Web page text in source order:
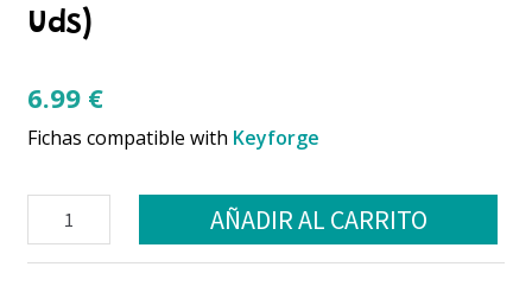
Uds)
6.99 €
Fichas compatible with Keyforge
compatible
portacartas
AÑADIR AL CARRITO